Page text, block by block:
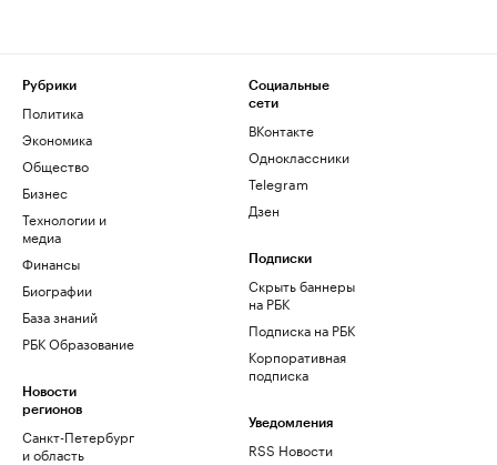
Рубрики
Политика
Экономика
Общество
Бизнес
Технологии и
медиа
Финансы
Биографии
База знаний
РБК Образование
Новости
регионов
Санкт-Петербург
и область
Социальные
сети
ВКонтакте
Одноклассники
Telegram
Дзен
Подписки
Скрыть баннеры
на РБК
Подписка на РБК
Корпоративная
подписка
Уведомления
RSS Новости